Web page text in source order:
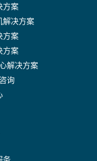
方案
解决方案
方案
方案
解决方案
询